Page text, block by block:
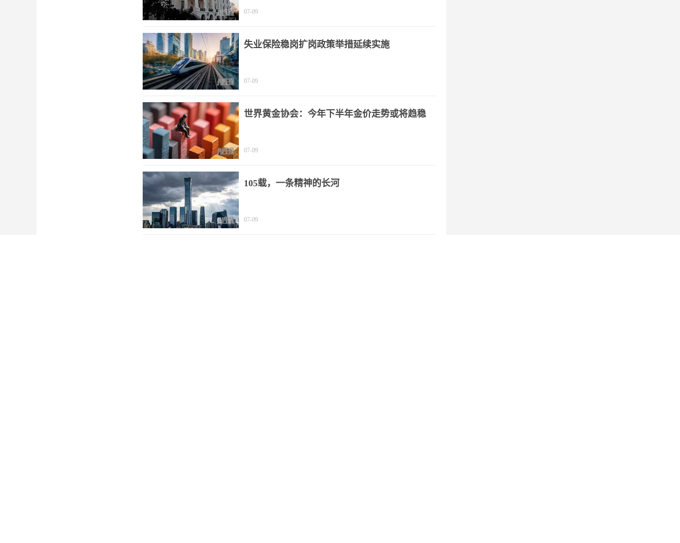
07-09
失业保险稳岗扩岗政策举措延续实施
07-09
世界黄金协会：今年下半年金价走势或将趋稳
07-09
105载，一条精神的长河
07-09